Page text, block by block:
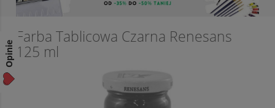
Farba Tablicowa Czarna Renesans
125 ml
Opinie